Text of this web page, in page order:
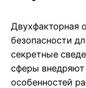
Двухфакторная
безопасности
секретные
сферы
особенностей